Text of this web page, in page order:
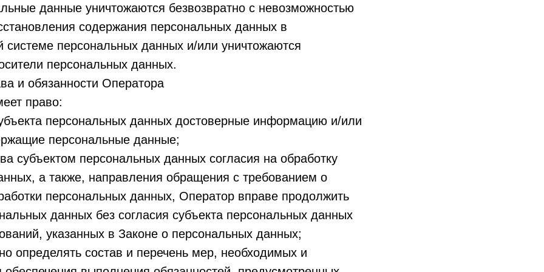
данные уничтожаются безвозвратно с невозможностью
содержания персональных данных в
персональных данных и/или уничтожаются
персональных данных.
и обязанности Оператора
право:
персональных данных достоверные информацию и/или
персональные данные;
субъектом персональных данных согласия на обработку
а также, направления обращения с требованием о
персональных данных, Оператор вправе продолжить
данных без согласия субъекта персональных данных
указанных в Законе о персональных данных;
определять состав и перечень мер, необходимых и